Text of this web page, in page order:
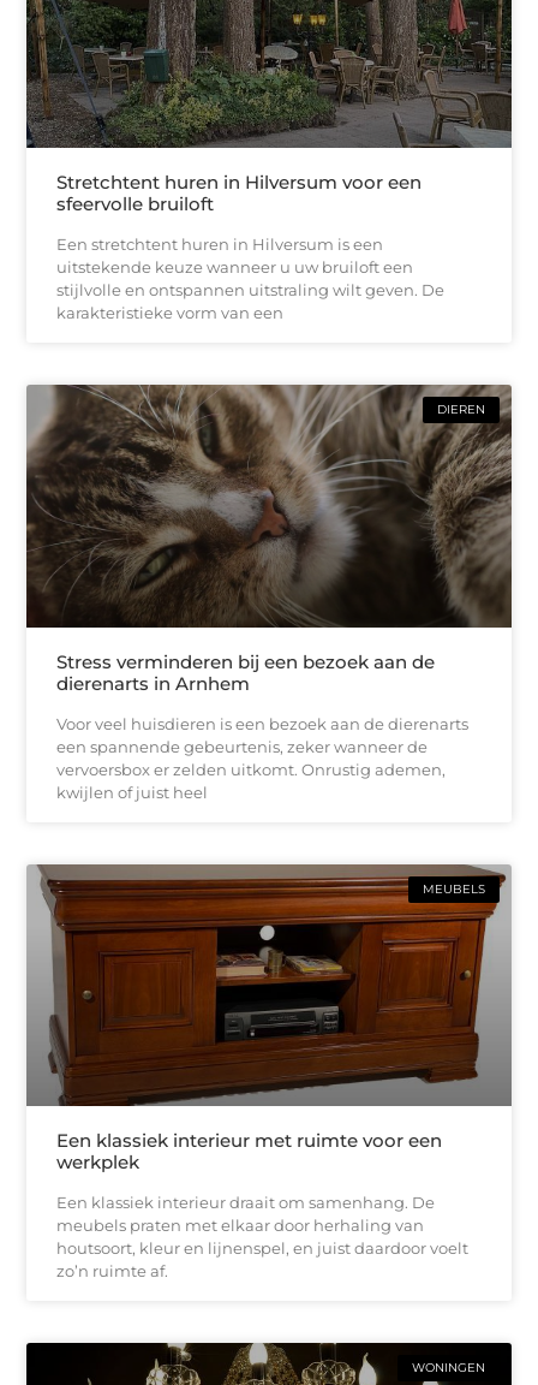
Stretchtent huren in Hilversum voor een
sfeervolle bruiloft
Een stretchtent huren in Hilversum is een
uitstekende keuze wanneer u uw bruiloft een
stijlvolle en ontspannen uitstraling wilt geven. De
karakteristieke vorm van een
DIEREN
Stress verminderen bij een bezoek aan de
dierenarts in Arnhem
Voor veel huisdieren is een bezoek aan de dierenarts
een spannende gebeurtenis, zeker wanneer de
vervoersbox er zelden uitkomt. Onrustig ademen,
kwijlen of juist heel
MEUBELS
Een klassiek interieur met ruimte voor een
werkplek
Een klassiek interieur draait om samenhang. De
meubels praten met elkaar door herhaling van
houtsoort, kleur en lijnenspel, en juist daardoor voelt
zo’n ruimte af.
WONINGEN